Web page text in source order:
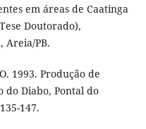
em áreas de Caatinga
Doutorado),
Areia/PB.
1993. Produção de
Diabo, Pontal do
147.